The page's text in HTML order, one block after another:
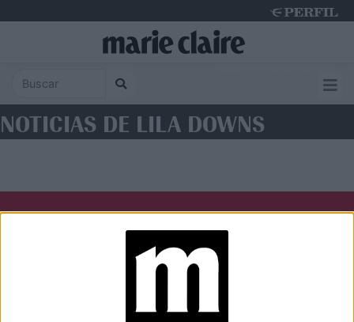
NOTICIAS DE LILA DOWNS
Caras Noticias